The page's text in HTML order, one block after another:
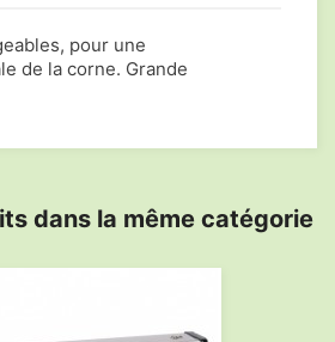
pour une
de la corne. Grande
dans la même catégorie